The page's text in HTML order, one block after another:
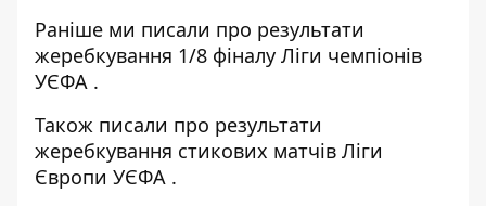
Раніше ми писали про результати
жеребкування 1/8 фіналу Ліги чемпіонів
УЄФА .
Також писали про результати
жеребкування стикових матчів Ліги
Європи УЄФА .